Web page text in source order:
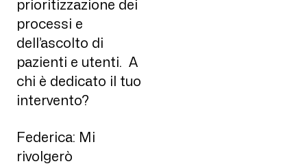
prioritizzazione dei
processi e
dell’ascolto di
pazienti e utenti. A
chi è dedicato il tuo
intervento?
Federica: Mi
rivolgerò